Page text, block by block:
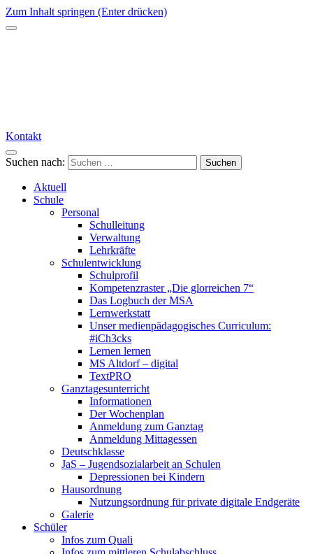
Zum Inhalt springen (Enter drücken)
Kontakt
Suchen nach:
Aktuell
Schule
Personal
Schulleitung
Verwaltung
Lehrkräfte
Schulentwicklung
Schulprofil
Kompetenzraster „Die glorreichen 7“
Das Logbuch der MSA
Lernwerkstatt
Unser medienpädagogisches Curriculum:
#iCh3cks
Lernen lernen
MS Altdorf – digital
TextPRO
Ganztagesunterricht
Informationen
Der Wochenplan
Anmeldung zum Ganztag
Anmeldung Mittagessen
Deutschklasse
JaS – Jugendsozialarbeit an Schulen
Depressionen bei Kindern
Hausordnung
Nutzungsordnung für private digitale Endgeräte
Galerie
Schüler
Infos zum Quali